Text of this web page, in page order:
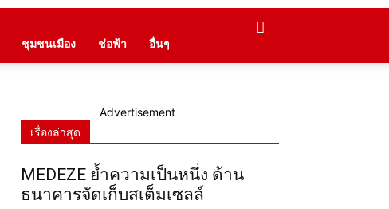
ชุมชนเมือง ช่อฟ้า อื่นๆ
Advertisement
เรื่องล่าสุด
MEDEZE ย้ำความเป็นหนึ่ง ด้าน
ธนาคารจัดเก็บสเต็มเซลล์